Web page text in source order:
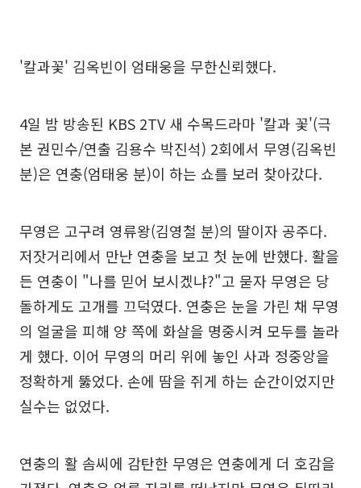
'칼과꽃' 김옥빈이 엄태웅을 무한신뢰했다.
4일 밤 방송된 KBS 2TV 새 수목드라마 '칼과 꽃'(극
본 권민수/연출 김용수 박진석) 2회에서 무영(김옥빈
분)은 연충(엄태웅 분)이 하는 쇼를 보러 찾아갔다.
무영은 고구려 영류왕(김영철 분)의 딸이자 공주다.
저잣거리에서 만난 연충을 보고 첫 눈에 반했다. 활을
든 연충이 "나를 믿어 보시겠냐?"고 묻자 무영은 당
돌하게도 고개를 끄덕였다. 연충은 눈을 가린 채 무영
의 얼굴을 피해 양 쪽에 화살을 명중시켜 모두를 놀라
게 했다. 이어 무영의 머리 위에 놓인 사과 정중앙을
정확하게 뚫었다. 손에 땀을 쥐게 하는 순간이었지만
실수는 없었다.
연충의 활 솜씨에 감탄한 무영은 연충에게 더 호감을